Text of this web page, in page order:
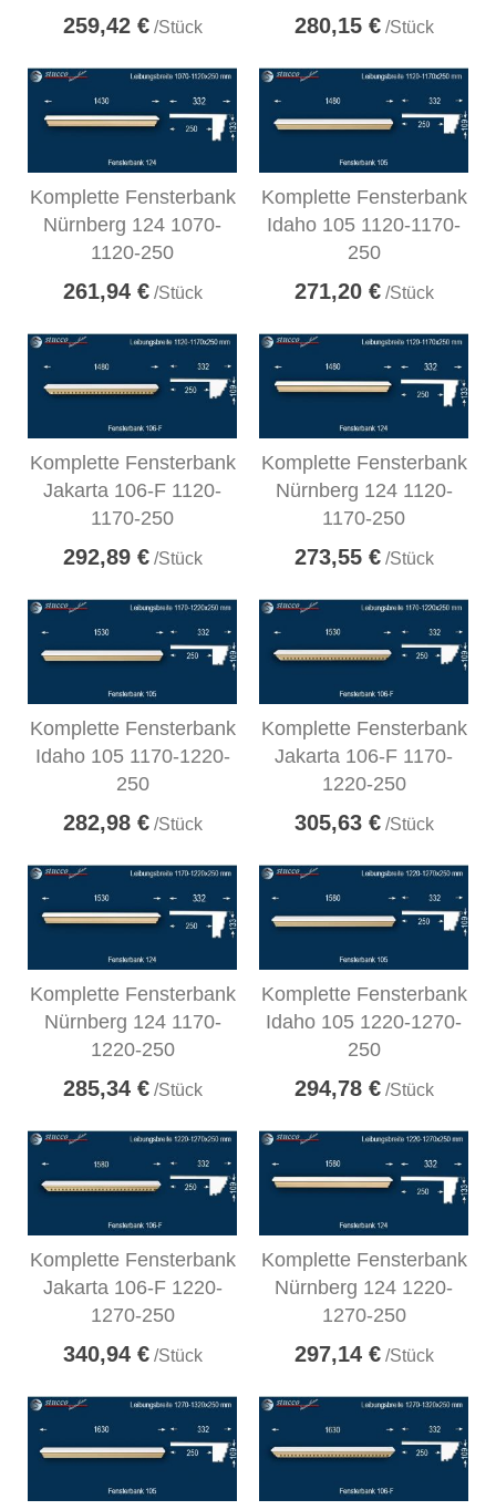
259,42 €/Stück 280,15 €/Stück
Komplette Fensterbank
Nürnberg 124 1070-
1120-250
261,94 €/Stück
Komplette Fensterbank
Idaho 105 1120-1170-
250
271,20 €/Stück
Komplette Fensterbank
Jakarta 106-F 1120-
1170-250
292,89 €/Stück
Komplette Fensterbank
Nürnberg 124 1120-
1170-250
273,55 €/Stück
Komplette Fensterbank
Idaho 105 1170-1220-
250
282,98 €/Stück
Komplette Fensterbank
Jakarta 106-F 1170-
1220-250
305,63 €/Stück
Komplette Fensterbank
Nürnberg 124 1170-
1220-250
285,34 €/Stück
Komplette Fensterbank
Idaho 105 1220-1270-
250
294,78 €/Stück
Komplette Fensterbank
Jakarta 106-F 1220-
1270-250
340,94 €/Stück
Komplette Fensterbank
Nürnberg 124 1220-
1270-250
297,14 €/Stück